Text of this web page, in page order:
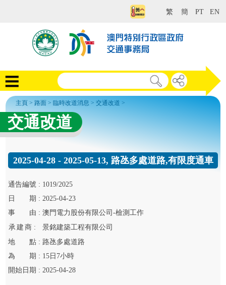
繁 簡 PT EN
主頁 >路面 > 臨時改道消息 >交通改道 >
交通改道
2025-04-28 - 2025-05-13, 路氹多處道路,有限度通車
通告編號 : 1019/2025
日
期 :2025-04-23
事
由 :澳門電力股份有限公司-檢測工作
承建 商 :
景銘建築工程有限公司
地
點 : 路氹多處道路
為
期 : 15 日 7小時
開始 日期 :2025-04-28